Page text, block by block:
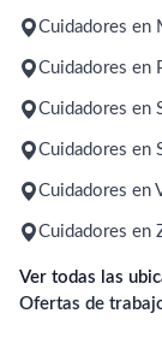
Cuidadores en
Cuidadores en
Cuidadores en
Cuidadores en
Cuidadores en
Cuidadores en
Ver todas las
Ofertas de